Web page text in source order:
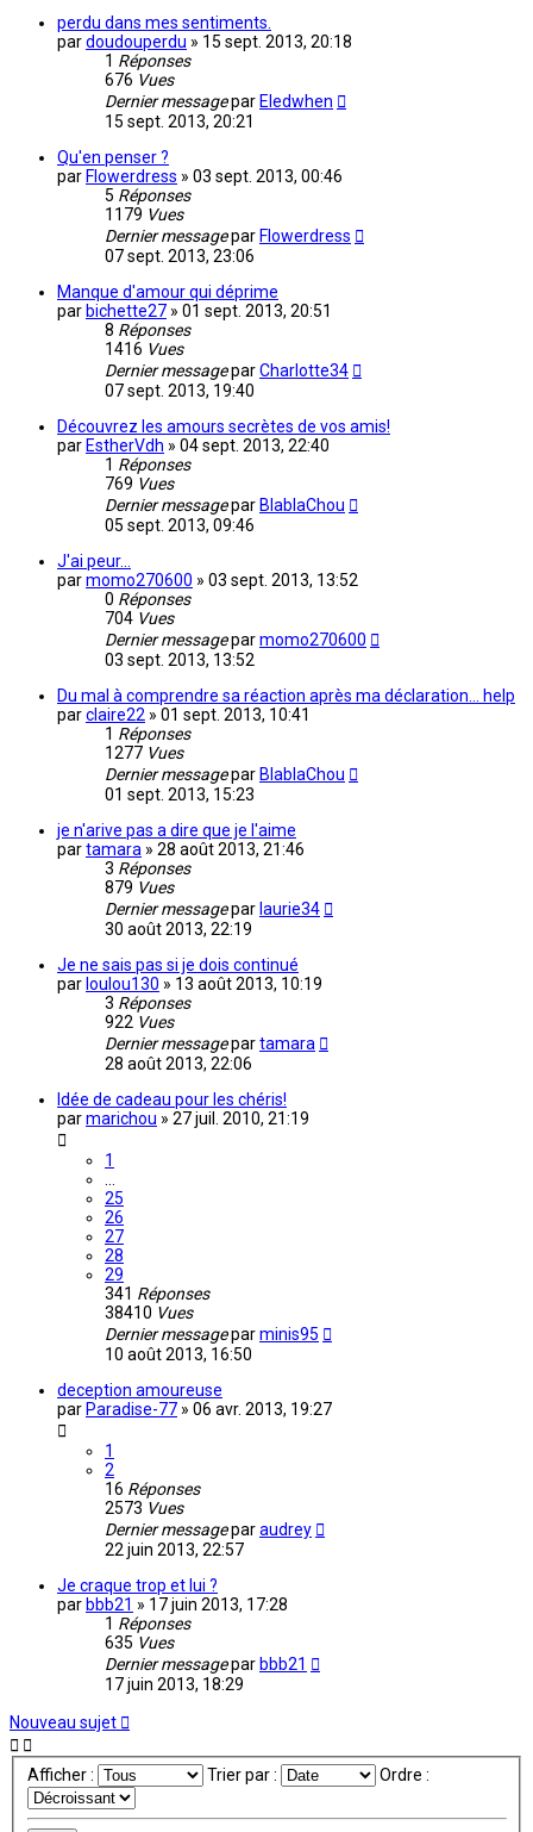
perdu dans mes sentiments.
pardoudouperdu » 15 sept. 2013, 20:18
1 Réponses
676 Vues
Dernier messagepar Eledwhen
15 sept. 2013, 20:21
Qu'en penser ?
par Flowerdress » 03 sept. 2013, 00:46
5 Réponses
1179 Vues
Dernier messagepar Flowerdress
07 sept. 2013, 23:06
Manque d'amour qui déprime
par bichette27 » 01 sept. 2013, 20:51
8 Réponses
1416 Vues
Dernier messageparCharlotte34
07 sept. 2013, 19:40
Découvrez les amours secrètes de vos amis!
par EstherVdh » 04 sept. 2013, 22:40
1 Réponses
769 Vues
Dernier messagepar BlablaChou
05 sept. 2013, 09:46
J'ai peur...
parmomo270600 » 03 sept. 2013, 13:52
0 Réponses
704 Vues
Dernier messageparmomo270600
03 sept. 2013, 13:52
Du mal à comprendre sa réaction après ma déclaration... help
parclaire22 » 01 sept. 2013, 10:41
1 Réponses
1277 Vues
Dernier messagepar BlablaChou
01 sept. 2013, 15:23
je n'arive pas a dire que je l'aime
partamara » 28 août 2013, 21:46
3 Réponses
879 Vues
Dernier messagepar laurie34
30 août 2013, 22:19
Je ne sais pas si je dois continué
par loulou130 » 13 août 2013, 10:19
3 Réponses
922 Vues
Dernier messagepartamara
28 août 2013, 22:06
Idée de cadeau pour les chéris!
parmarichou » 27 juil. 2010, 21:19
1
25
26
27
28
29
341 Réponses
38410 Vues
Dernier messageparminis95
10 août 2013, 16:50
deception amoureuse
par Paradise-77 » 06 avr. 2013, 19:27
1
2
16 Réponses
2573 Vues
Dernier messageparaudrey
22 juin 2013, 22:57
Je craque trop et lui ?
par bbb21 » 17 juin 2013, 17:28
1 Réponses
635 Vues
Dernier messagepar bbb21
17 juin 2013, 18:29
Nouveau sujet
Afficher : Trier par : Ordre :